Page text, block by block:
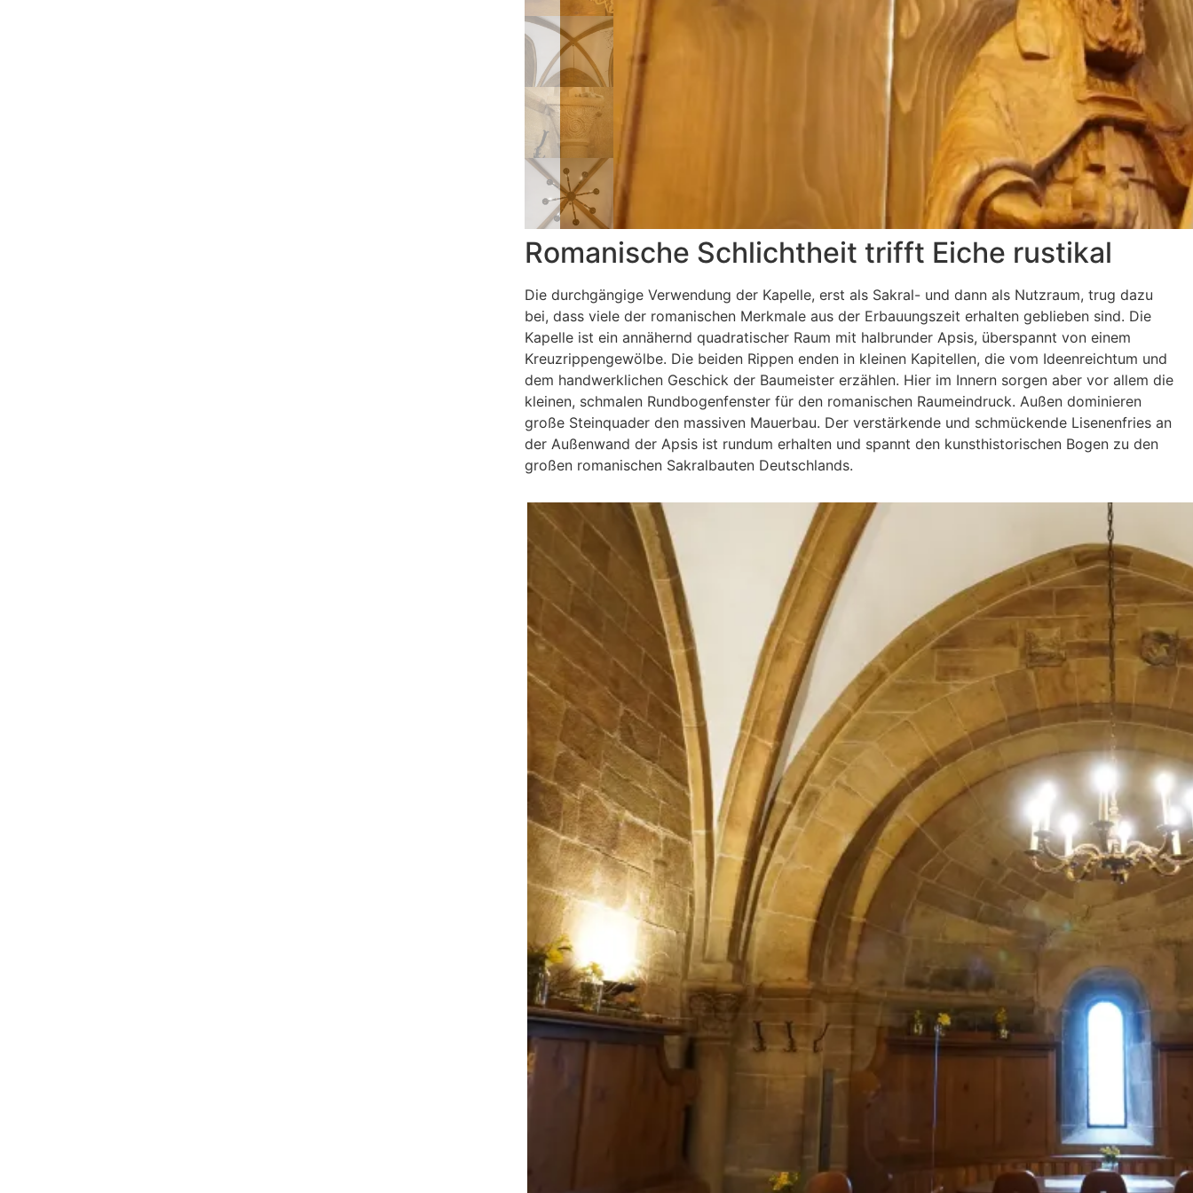
Romanische Schlichtheit trifft Eiche rustikal
Die durchgängige Verwendung der Kapelle, erst als Sakral- und dann als Nutzraum, trug dazu
bei, dass viele der romanischen Merkmale aus der Erbauungszeit erhalten geblieben sind. Die
Kapelle ist ein annähernd quadratischer Raum mit halbrunder Apsis, überspannt von einem
Kreuzrippengewölbe. Die beiden Rippen enden in kleinen Kapitellen, die vom Ideenreichtum und
dem handwerklichen Geschick der Baumeister erzählen. Hier im Innern sorgen aber vor allem die
kleinen, schmalen Rundbogenfenster für den romanischen Raumeindruck. Außen dominieren
große Steinquader den massiven Mauerbau. Der verstärkende und schmückende Lisenenfries an
der Außenwand der Apsis ist rundum erhalten und spannt den kunsthistorischen Bogen zu den
großen romanischen Sakralbauten Deutschlands.